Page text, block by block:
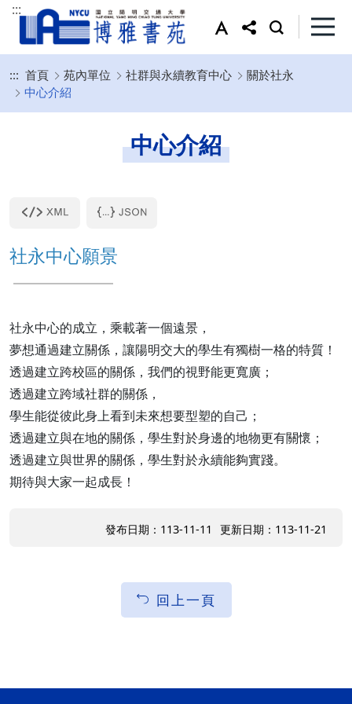
:::
::: 首頁 苑內單位 社群與永續教育中心
關於社永
中心介紹
中心介紹
社永中心願景
社永中心的成立，乘載著一個遠景，
夢想通過建立關係，讓陽明交大的學生有獨樹一格的特質！
透過建立跨校區的關係，我們的視野能更寬廣；
透過建立跨域社群的關係，
學生能從彼此身上看到未來想要型塑的自己；
透過建立與在地的關係，學生對於身邊的地物更有關懷；
透過建立與世界的關係，學生對於永續能夠實踐。
期待與大家一起成長！
發布日期：113-11-11 更新日期：113-11-21
回上一頁